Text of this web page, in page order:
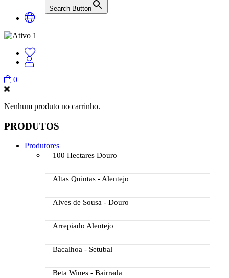
Search Button
0
Nenhum produto no carrinho.
PRODUTOS
Produtores
100 Hectares Douro
Altas Quintas - Alentejo
Alves de Sousa - Douro
Arrepiado Alentejo
Bacalhoa - Setubal
Beta Wines - Bairrada